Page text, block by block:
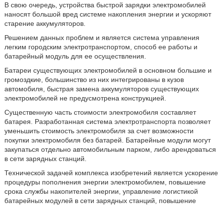
В свою очередь, устройства быстрой зарядки электромобилей
наносят большой вред системе накопления энергии и ускоряют
старение аккумуляторов.
Решением данных проблем и является система управления
легким городским электротранспортом, способ ее работы и
батарейный модуль для ее осуществления.
Батареи существующих электромобилей в основном большие и
громоздкие, большинство из них интегрированы в кузов
автомобиля, быстрая замена аккумуляторов существующих
электромобилей не предусмотрена конструкцией.
Существенную часть стоимости электромобиля составляет
батарея. Разработанная система электротранспорта позволяет
уменьшить стоимость электромобиля за счет возможности
покупки электромобиля без батарей. Батарейные модули могут
закупаться отдельно автомобильным парком, либо арендоваться
в сети зарядных станций.
Технической задачей комплекса изобретений является ускорение
процедуры пополнения энергии электромобилем, повышение
срока службы накопителей энергии, управление логистикой
батарейных модулей в сети зарядных станций, повышение